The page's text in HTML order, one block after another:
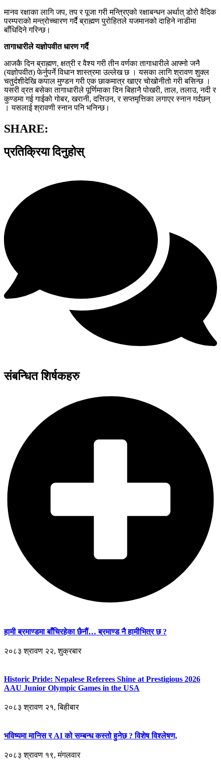
मानव रक्षाका लागि जप, तप र पूजा गरी मन्त्रिएको रक्षाबन्धन अर्थात् डोरो वैदिक
परम्पराको मन्त्रोच्चारण गर्दै ब्राह्मण पुरोहितले यजमानको दाहिने नाडीमा
बाँधिदिने गरिन्छ।
तागाधारीले यज्ञोपवीत धारण गर्दै
आजकै दिन ब्राह्मण, क्षत्री र वैश्य गरी तीन वर्णका तागाधारीले आफ्नो जनै
(यज्ञोपवीत) फेर्नुपर्ने विधान शास्त्रमा उल्लेख छ । यसका लागि श्रावण शुक्ल
चतुर्दशीदेखि कपाल मुण्डन गरी एक छाकमात्र खाएर चोखोनीतो गरी बसिन्छ ।
यसरी व्रत बसेका तागाधारीले पूर्णिमाका दिन बिहानै पोखरी, ताल, तलाउ, नदी र
कुण्डमा गई गाईको गोबर, खरानी, दत्तिउन, र सप्तमृत्तिका लगाएर स्नान गर्दछन्
। यसलाई श्रावणी स्नान पनि भनिन्छ।
SHARE:
प्रतिक्रिया दिनुहोस्
संबन्धित शिर्षकहरु
हामी ब्रमाण्डमा बाँचिरहेका छैनौं… ब्रमाण्ड नै हामीभित्र छ ?
२०८३ श्रावण २२, शुक्रबार
Historic Pride: Nepalese Referees Shine at Prestigious 2026
AAU Junior Olympic Games in the USA
२०८३ श्रावण २१, बिहीबार
भविष्यमा मानिस र AI को सम्बन्ध कस्तो हुनेछ ? विशेष विश्लेषण,
२०८३ श्रावण १९, मंगलवार